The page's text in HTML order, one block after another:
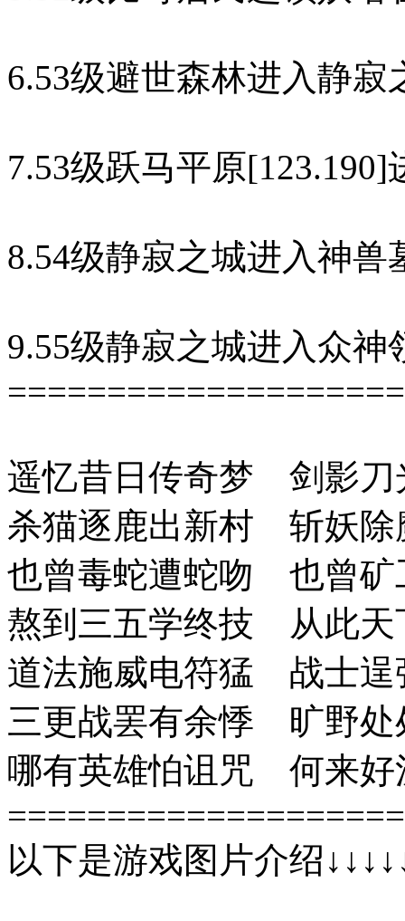
6.53级避世森林进入静寂
7.53级跃马平原
8.54级静寂之城进入神兽
9.55级静寂之城进入众神
遥忆昔日传奇梦 剑影
杀猫逐鹿出新村 斩妖
也曾毒蛇遭蛇吻 也曾
熬到三五学终技 从此
道法施威电符猛 战士
三更战罢有余悸 旷野
哪有英雄怕诅咒 何来
以下是游戏图片介绍